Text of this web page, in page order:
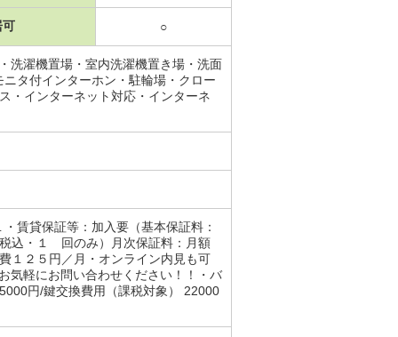
可 ○
洗濯機置場・室内洗濯機置き場・洗面
タ付インターホン・駐輪場・クロー
・インターネット対応・インターネ
賃貸保証等：加入要（基本保証料：
込・１ 回のみ）月次保証料：月額
１２５円／月・オンライン内見も可
気軽にお問い合わせください！！・バ
円/鍵交換費用（課税対象） 22000